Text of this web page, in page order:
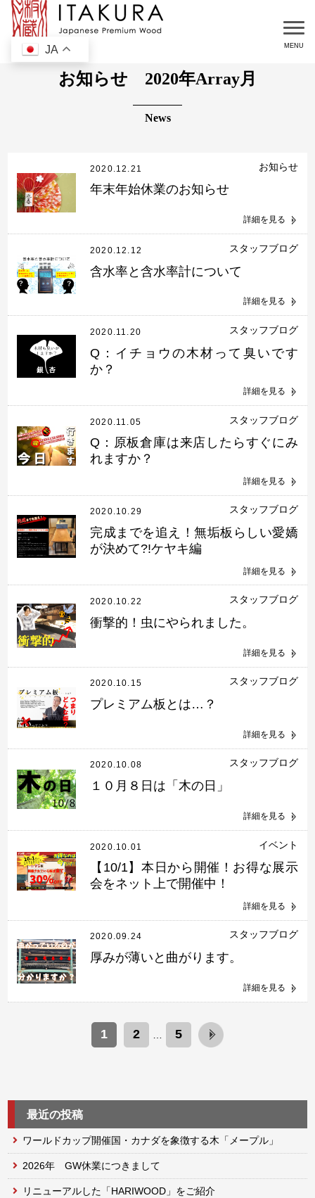
JA
お知らせ 2020年Array月
2020.12.21 お知らせ
年末年始休業のお知らせ
詳細を見る
2020.12.12 スタッフブログ
含水率と含水率計について
詳細を見る
2020.11.20 スタッフブログ
Q：イチョウの木材って臭いです
か？
詳細を見る
2020.11.05 スタッフブログ
Q：原板倉庫は来店したらすぐにみ
れますか？
詳細を見る
2020.10.29 スタッフブログ
完成までを追え！無垢板らしい愛嬌
が決めて?!ケヤキ編
詳細を見る
2020.10.22 スタッフブログ
衝撃的！虫にやられました。
詳細を見る
2020.10.15 スタッフブログ
プレミアム板とは…？
詳細を見る
2020.10.08 スタッフブログ
１０月８日は「木の日」
詳細を見る
2020.10.01 イベント
【10/1】本日から開催！お得な展示
会をネット上で開催中！
詳細を見る
2020.09.24 スタッフブログ
厚みが薄いと曲がります。
詳細を見る
1 2 5
最近の投稿
ワールドカップ開催国・カナダを象徴する木「メープル」
2026年 GW休業につきまして
リニューアルした「HARIWOOD」をご紹介